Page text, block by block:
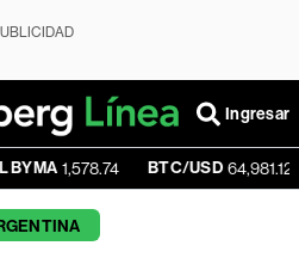
Ingresar
BTC/USD 64,981.12 -0.19%